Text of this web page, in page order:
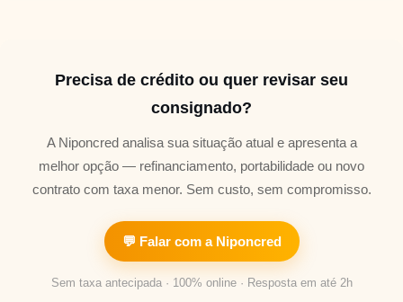
Precisa de crédito ou quer revisar seu
consignado?
A Niponcred analisa sua situação atual e apresenta a
melhor opção — refinanciamento, portabilidade ou novo
contrato com taxa menor. Sem custo, sem compromisso.
💬 Falar com a Niponcred
Sem taxa antecipada · 100% online · Resposta em até 2h